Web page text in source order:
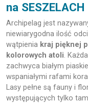
na SESZELACH
Archipelag jest
niewiarygodna ilość
wątpienia kraj pięknej
kolorowych atoli.
zachwyca białym
wspaniałymi rafami
Lasy pełne są fauny i
występujących tylko